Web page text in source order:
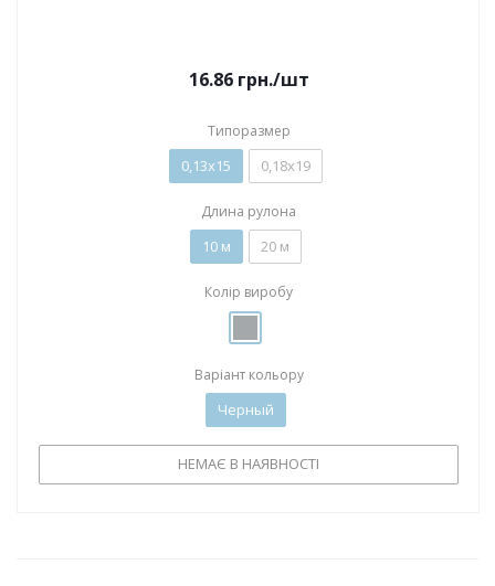
16.86грн./шт
Типоразмер
0,13х15 0,18х19
Длина рулона
10 м 20 м
Колір виробу
Варіант кольору
Черный
НЕМАЄ В НАЯВНОСТІ